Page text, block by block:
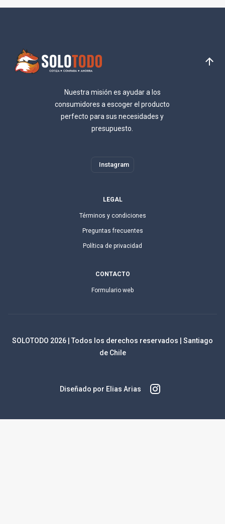
Nuestra misión es ayudar a los
consumidores a escoger el producto
perfecto para sus necesidades y
presupuesto.
Instagram
LEGAL
Términos y condiciones
Preguntas frecuentes
Política de privacidad
CONTACTO
Formulario web
SOLOTODO 2026 | Todos los derechos reservados | Santiago
de Chile
Diseñado por Elias Arias